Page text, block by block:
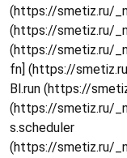
(https://smetiz.ru/
(https://smetiz.ru/
(https://smetiz.ru/
fn] (https://
Bl.run (https://
(https://smetiz.ru/
s.scheduler
(https://smetiz.ru/